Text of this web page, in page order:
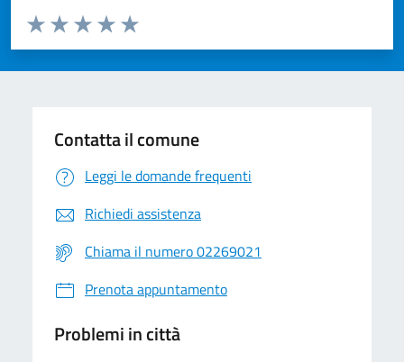
Valuta da 1 a 5 stelle la pagina
Valuta 5 stelle su 5
Valuta 4 stelle su 5
Valuta 3 stelle su 5
Valuta 2 stelle su 5
Valuta 1 stelle su 5
Contatta il comune
Leggi le domande frequenti
Richiedi assistenza
Chiama il numero 02269021
Prenota appuntamento
Problemi in città